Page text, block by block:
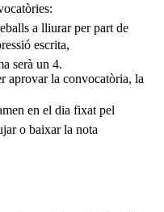
a lliurar per part de
escrita,
serà un 4.
aprovar la convocatòria, la
en el dia fixat pel
o baixar la nota